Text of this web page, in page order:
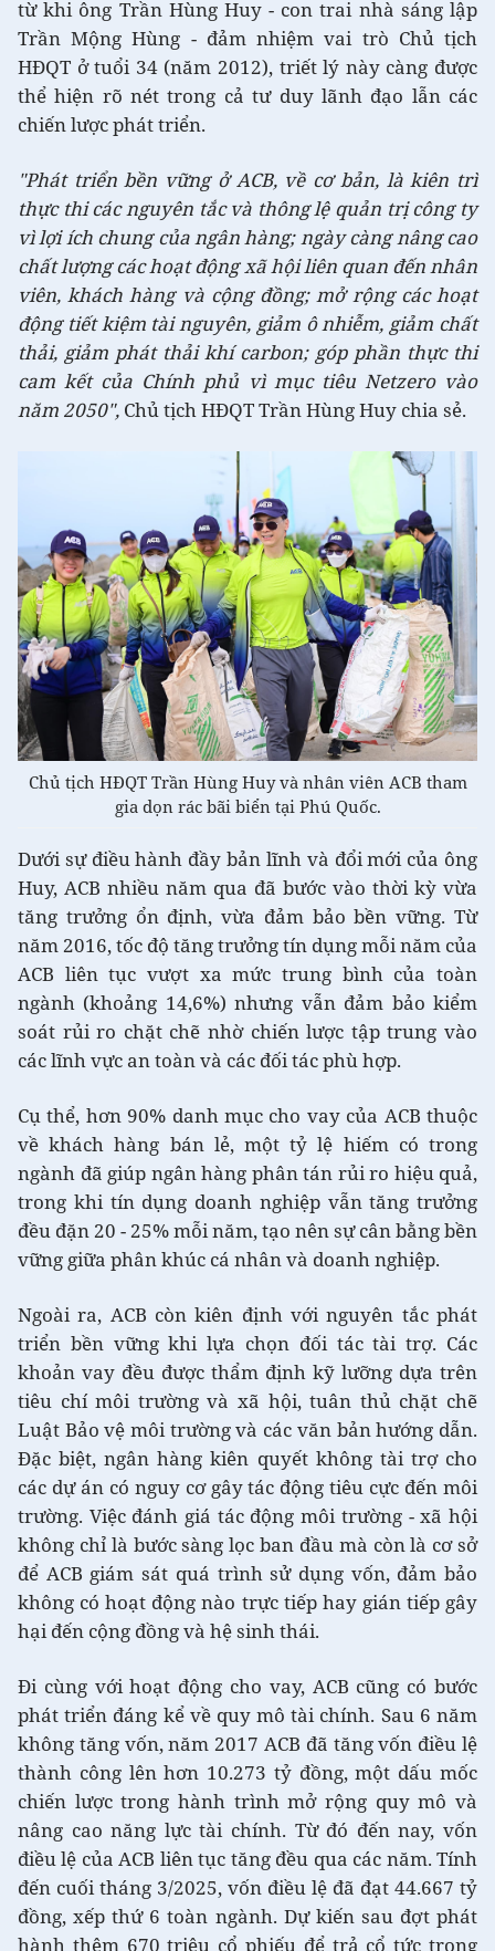
từ khi ông Trần Hùng Huy - con trai nhà sáng lập
Trần Mộng Hùng - đảm nhiệm vai trò Chủ tịch
HĐQT ở tuổi 34 (năm 2012), triết lý này càng được
thể hiện rõ nét trong cả tư duy lãnh đạo lẫn các
chiến lược phát triển.
"Phát triển bền vững ở ACB, về cơ bản, là kiên trì
thực thi các nguyên tắc và thông lệ quản trị công ty
vì lợi ích chung của ngân hàng; ngày càng nâng cao
chất lượng các hoạt động xã hội liên quan đến nhân
viên, khách hàng và cộng đồng; mở rộng các hoạt
động tiết kiệm tài nguyên, giảm ô nhiễm, giảm chất
thải, giảm phát thải khí carbon; góp phần thực thi
cam kết của Chính phủ vì mục tiêu Netzero vào
năm 2050", Chủ tịch HĐQT Trần Hùng Huy chia sẻ.
Chủ tịch HĐQT Trần Hùng Huy và nhân viên ACB tham
gia dọn rác bãi biển tại Phú Quốc.
Dưới sự điều hành đầy bản lĩnh và đổi mới của ông
Huy, ACB nhiều năm qua đã bước vào thời kỳ vừa
tăng trưởng ổn định, vừa đảm bảo bền vững. Từ
năm 2016, tốc độ tăng trưởng tín dụng mỗi năm của
ACB liên tục vượt xa mức trung bình của toàn
ngành (khoảng 14,6%) nhưng vẫn đảm bảo kiểm
soát rủi ro chặt chẽ nhờ chiến lược tập trung vào
các lĩnh vực an toàn và các đối tác phù hợp.
Cụ thể, hơn 90% danh mục cho vay của ACB thuộc
về khách hàng bán lẻ, một tỷ lệ hiếm có trong
ngành đã giúp ngân hàng phân tán rủi ro hiệu quả,
trong khi tín dụng doanh nghiệp vẫn tăng trưởng
đều đặn 20 - 25% mỗi năm, tạo nên sự cân bằng bền
vững giữa phân khúc cá nhân và doanh nghiệp.
Ngoài ra, ACB còn kiên định với nguyên tắc phát
triển bền vững khi lựa chọn đối tác tài trợ. Các
khoản vay đều được thẩm định kỹ lưỡng dựa trên
tiêu chí môi trường và xã hội, tuân thủ chặt chẽ
Luật Bảo vệ môi trường và các văn bản hướng dẫn.
Đặc biệt, ngân hàng kiên quyết không tài trợ cho
các dự án có nguy cơ gây tác động tiêu cực đến môi
trường. Việc đánh giá tác động môi trường - xã hội
không chỉ là bước sàng lọc ban đầu mà còn là cơ sở
để ACB giám sát quá trình sử dụng vốn, đảm bảo
không có hoạt động nào trực tiếp hay gián tiếp gây
hại đến cộng đồng và hệ sinh thái.
Đi cùng với hoạt động cho vay, ACB cũng có bước
phát triển đáng kể về quy mô tài chính. Sau 6 năm
không tăng vốn, năm 2017 ACB đã tăng vốn điều lệ
thành công lên hơn 10.273 tỷ đồng, một dấu mốc
chiến lược trong hành trình mở rộng quy mô và
nâng cao năng lực tài chính. Từ đó đến nay, vốn
điều lệ của ACB liên tục tăng đều qua các năm. Tính
đến cuối tháng 3/2025, vốn điều lệ đã đạt 44.667 tỷ
đồng, xếp thứ 6 toàn ngành. Dự kiến sau đợt phát
hành thêm 670 triệu cổ phiếu để trả cổ tức trong